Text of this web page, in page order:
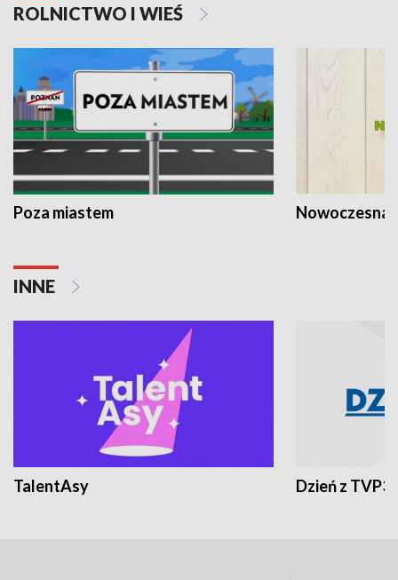
ROLNICTWO I WIEŚ
Poza miastem Nowoczesna
INNE
TalentAsy Dzień z TVP3